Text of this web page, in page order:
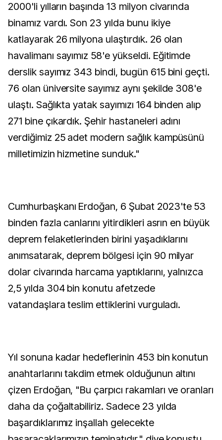
2000'li yılların başında 13 milyon civarında
binamız vardı. Son 23 yılda bunu ikiye
katlayarak 26 milyona ulaştırdık. 26 olan
havalimanı sayımız 58'e yükseldi. Eğitimde
derslik sayımız 343 bindi, bugün 615 bini geçti.
76 olan üniversite sayımız aynı şekilde 308'e
ulaştı. Sağlıkta yatak sayımızı 164 binden alıp
271 bine çıkardık. Şehir hastaneleri adını
verdiğimiz 25 adet modern sağlık kampüsünü
milletimizin hizmetine sunduk."
Cumhurbaşkanı Erdoğan, 6 Şubat 2023'te 53
binden fazla canlarını yitirdikleri asrın en büyük
deprem felaketlerinden birini yaşadıklarını
anımsatarak, deprem bölgesi için 90 milyar
dolar civarında harcama yaptıklarını, yalnızca
2,5 yılda 304 bin konutu afetzede
vatandaşlara teslim ettiklerini vurguladı.
Yıl sonuna kadar hedeflerinin 453 bin konutun
anahtarlarını takdim etmek olduğunun altını
çizen Erdoğan, "Bu çarpıcı rakamları ve oranları
daha da çoğaltabiliriz. Sadece 23 yılda
başardıklarımız inşallah gelecekte